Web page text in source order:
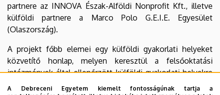
partnere az INNOVA Észak-Alföldi Nonprofit Kft., illetve
külföldi partnere a Marco Polo G.E.I.E. Egyesület
(Olaszország).
A projekt főbb elemei egy külföldi gyakorlati helyeket
közvetítő honlap, melyen keresztül a felsőoktatási
intézmények által ellenőrzött külföldi gyakorlati helyekre
pályázhatnak a turisztikai területek hallgatói, illetve a
A Debreceni Egyetem kiemelt fontosságúnak tartja a